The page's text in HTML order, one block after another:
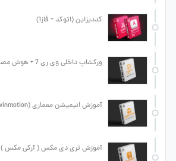
کددیزاین (اتوکد + فاز1)
ورکشاپ داخلی وی ری 7 + هوش مصنوعی
آموزش انیمیشن معماری (Mr.Twinmotion)
آموزش تری دی مکس ( آرکی مکس )